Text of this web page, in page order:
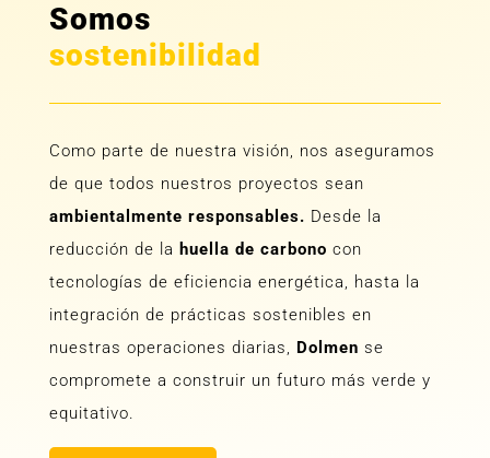
Somos
sostenibilidad
Como parte de nuestra visión, nos aseguramos
de que todos nuestros proyectos sean
ambientalmente responsables. Desde la
reducción de la huella de carbono con
tecnologías de eficiencia energética, hasta la
integración de prácticas sostenibles en
nuestras operaciones diarias, Dolmen se
compromete a construir un futuro más verde y
equitativo.